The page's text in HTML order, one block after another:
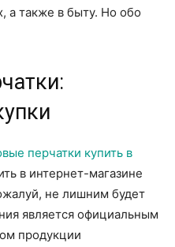
а также в быту. Но обо
перчатки купить в
в интернет-магазине
не лишним будет
является официальным
продукции